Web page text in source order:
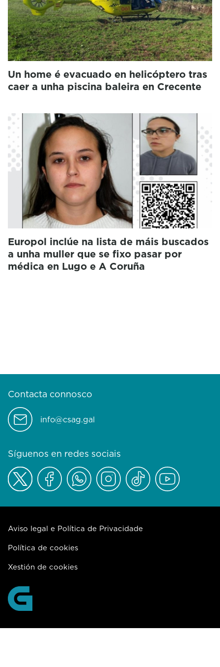
Un home é evacuado en helicóptero tras
caer a unha piscina baleira en Crecente
Europol inclúe na lista de máis buscados
a unha muller que se fixo pasar por
médica en Lugo e A Coruña
Contacta connosco
info@csag.gal
Síguenos en redes sociais
Aviso legal e Política de Privacidade
Política de cookies
Xestión de cookies